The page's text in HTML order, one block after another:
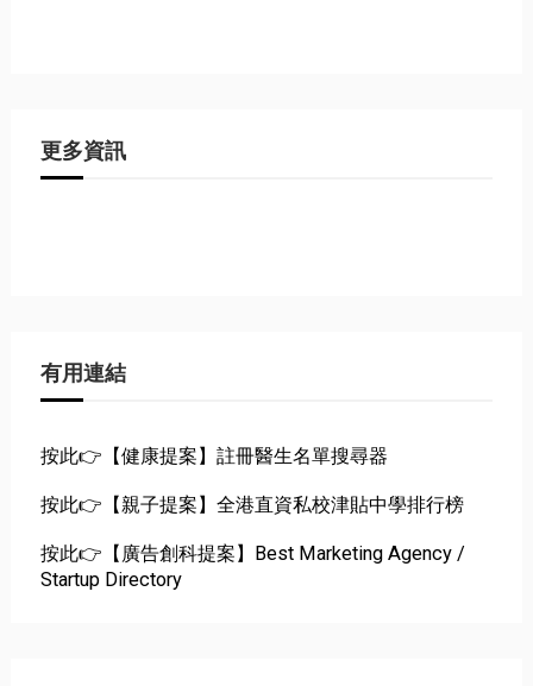
更多資訊
有用連結
按此👉【健康提案】註冊醫生名單搜尋器
按此👉【親子提案】全港直資私校津貼中學排行榜
按此👉【廣告創科提案】Best Marketing Agency /
Startup Directory